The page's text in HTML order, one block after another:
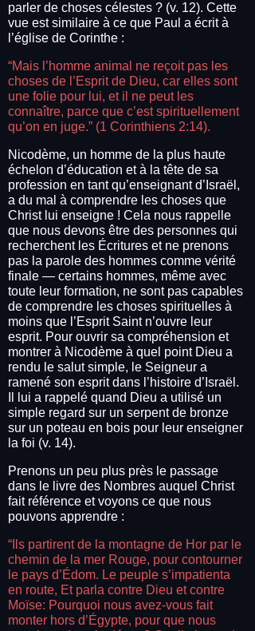
parler de choses célestes ? (v. 12). Cette
vue est similaire à ce que Paul a écrit à
l’église de Corinthe :
“Mais l’homme animal ne reçoit pas les
choses de l’Esprit de Dieu, car elles sont
une folie pour lui, et il ne peut les
connaître, parce que c’est spirituellement
qu’on en juge.” (1 Corinthiens 2:14).
Nicodème, un homme de la plus haute
échelon d’éducation et à la tête de sa
profession en tant qu’enseignant d’Israël,
a du mal à comprendre les choses que
Christ lui enseigne ! Cela nous rappelle
que nous devons être des personnes qui
recherchent les Écritures et ne prenons
pas la parole des hommes comme vérité
finale — certains hommes, même avec
toute leur formation, ne sont pas capables
de comprendre les choses spirituelles à
moins que l’Esprit Saint n’ouvre leur
esprit. Pour ouvrir sa compréhension et
montrer à Nicodème à quel point Dieu a
rendu le salut simple, le Seigneur a
ramené son esprit dans l’histoire d’Israël.
Il lui a rappelé quand Dieu a utilisé un
simple regard sur un serpent de bronze
sur un poteau en bois pour leur enseigner
la foi (v. 14).
Prenons un peu plus près le passage
dans le livre des Nombres auquel Christ
fait référence et voyons ce que nous
pouvons apprendre :
“Ils partirent de la montagne de Hor par le
chemin de la mer Rouge, pour contourner
le pays d’Édom. Le peuple s’impatienta
en route, Et parla contre Dieu et contre
Moïse: Pourquoi nous avez-vous fait
monter hors d’Égypte, pour que nous